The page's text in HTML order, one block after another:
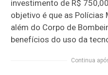
investimento de R$
objetivo é que as Polícias
além do Corpo de
benefícios do uso da
Continua